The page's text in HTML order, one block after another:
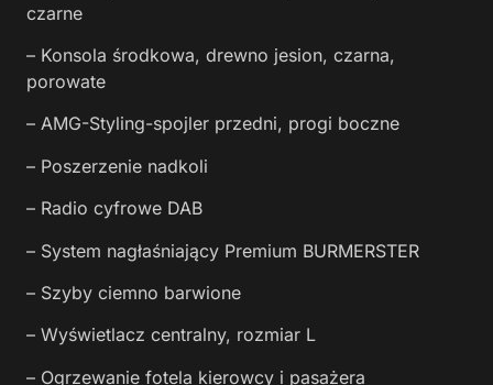
czarne
– Konsola środkowa, drewno jesion, czarna,
porowate
– AMG-Styling-spojler przedni, progi boczne
– Poszerzenie nadkoli
– Radio cyfrowe DAB
– System nagłaśniający Premium BURMERSTER
– Szyby ciemno barwione
– Wyświetlacz centralny, rozmiar L
– Ogrzewanie fotela kierowcy i pasażera